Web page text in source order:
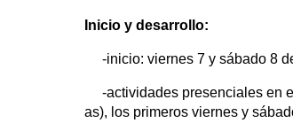
Inicio y desarrollo:
-inicio: viernes 7 y sábado 8
-actividades presenciales en
as), los primeros viernes y